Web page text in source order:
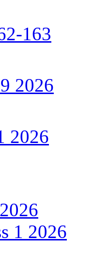
163
2026
2026
1 2026